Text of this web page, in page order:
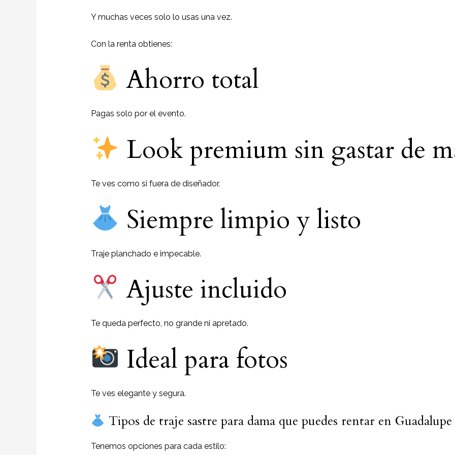
Y muchas veces solo lo usas una vez.
Con la renta obtienes:
Ahorro total
Pagas solo por el evento.
Look premium sin gastar de
Te ves como si fuera de diseñador.
Siempre limpio y listo
Traje planchado e impecable.
Ajuste incluido
Te queda perfecto, no grande ni apretado.
Ideal para fotos
Te ves elegante y segura.
Tipos de traje sastre para dama que puedes rentar en
Tenemos opciones para cada estilo: